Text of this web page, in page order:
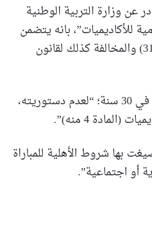
عن وزارة التربية الوطنية
للأكاديميات”، بانه يتضمن
“العديد من الشروط المجحفة والمنافية لدستور المملكة (الفصل 31) والمخالفة كذلك لقانون
ورفضت شبيبة بنعبد الله، تحديد السن الأقصى لاجتياز المباريات في 30 سنة؛ “لعدم دستوريته،
4 منه)”.
بها شروط الأهلية للمباراة
أو اجتماعية”.